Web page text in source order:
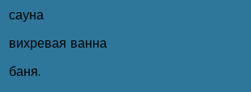
сауна
вихревая ванна
баня.